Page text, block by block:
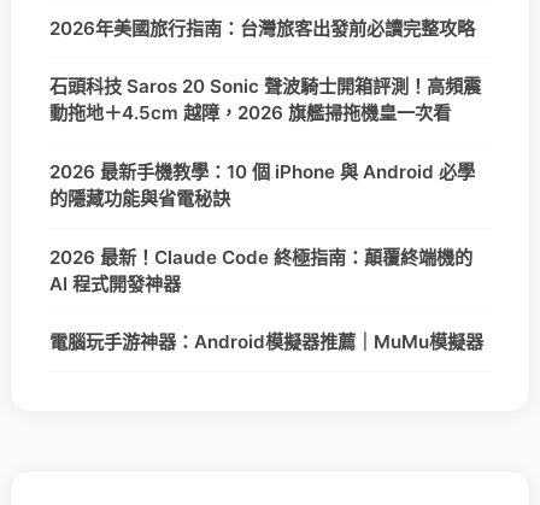
2026年美國旅行指南：台灣旅客出發前必讀完整攻略
石頭科技 Saros 20 Sonic 聲波騎士開箱評測！高頻震
動拖地＋4.5cm 越障，2026 旗艦掃拖機皇一次看
2026 最新手機教學：10 個 iPhone 與 Android 必學
的隱藏功能與省電秘訣
2026 最新！Claude Code 終極指南：顛覆終端機的
AI 程式開發神器
電腦玩手游神器：Android模擬器推薦｜MuMu模擬器